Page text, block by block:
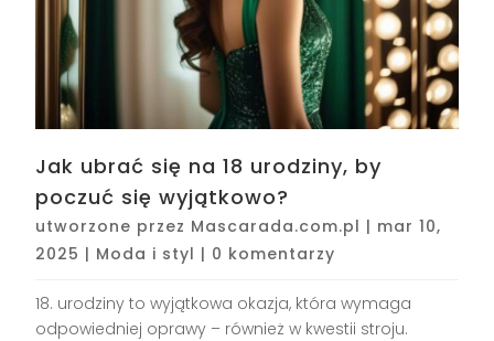
Jak ubrać się na 18 urodziny, by
poczuć się wyjątkowo?
utworzone przez Mascarada.com.pl | mar 10,
2025 | Moda i styl | 0 komentarzy
18. urodziny to wyjątkowa okazja, która wymaga
odpowiedniej oprawy – również w kwestii stroju.